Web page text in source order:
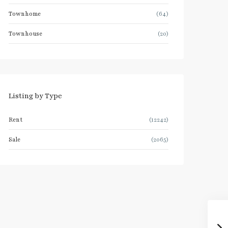
Townhome (64)
Townhouse (20)
Listing by Type
Rent (12242)
Sale (2065)